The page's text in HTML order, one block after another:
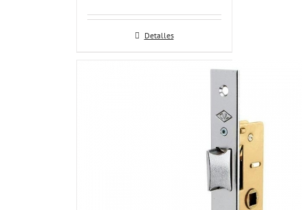
Detalles